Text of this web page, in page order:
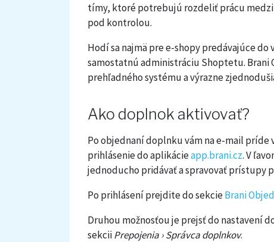
tímy, ktoré potrebujú rozdeliť prácu
pod kontrolou.
Hodí sa najmä pre e-shopy predávajúce
samostatnú administráciu Shoptetu. Brani
prehľadného systému a výrazne
Ako doplnok aktivovať?
Po objednaní doplnku vám na e-mail príde
prihlásenie do aplikácieapp.brani.cz. V
jednoducho pridávať a spravovať prístupy
Po prihlásení prejdite do sekcieBrani
Druhou možnosťou je prejsť do nastavení
sekciiPrepojenia › Správca doplnkov.